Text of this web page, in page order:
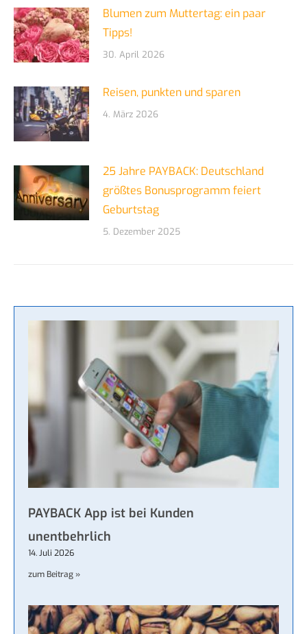
Blumen zum Muttertag: ein paar
Tipps!
30. April 2026
Reisen, punkten und sparen
4. März 2026
25 Jahre PAYBACK: Deutschland
größtes Bonusprogramm feiert
Geburtstag
5. Dezember 2025
PAYBACK App ist bei Kunden
unentbehrlich
14. Juli 2026
zum Beitrag »